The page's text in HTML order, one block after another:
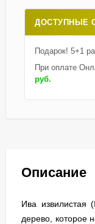
ДОСТУПНЫЕ
Подарок! 5+1
При оплате
руб.
Описание
Ива извилистая
дерево, которое